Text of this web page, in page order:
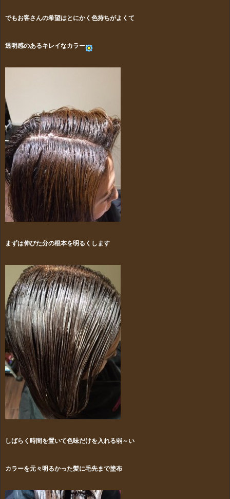
でもお客さんの希望はとにかく色持ちがよくて
透明感のあるキレイなカラー
まずは伸びた分の根本を明るくします
しばらく時間を置いて色味だけを入れる弱～い
カラーを元々明るかった髪に毛先まで塗布